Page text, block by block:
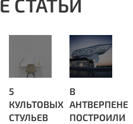
5
КУЛЬТОВЫХ
СТУЛЬЕВ
В
АНТВЕРПЕНЕ
ПОСТРОИЛИ